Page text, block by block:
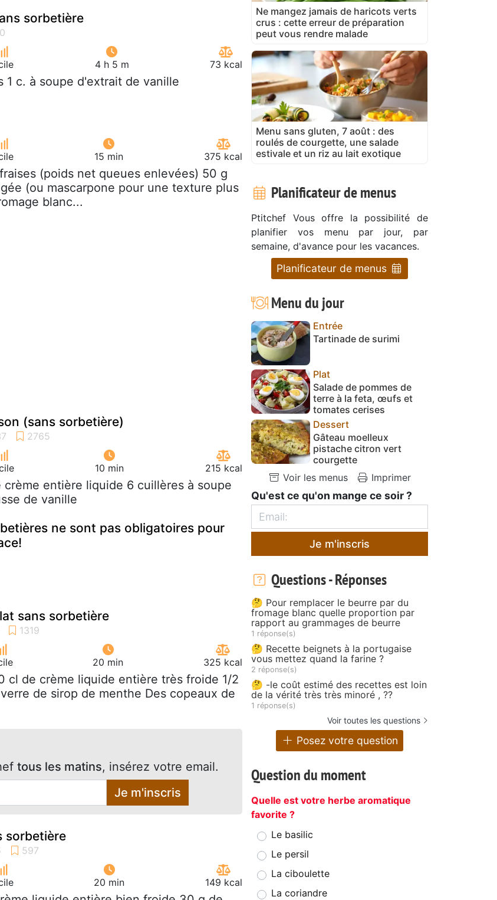
sorbetière
4 h 5 m 73 kcal
1 c. à soupe d'extrait de vanille
15 min 375 kcal
(poids net queues enlevées) 50 g
(ou mascarpone pour une texture plus
blanc...
(sans sorbetière)
10 min 215 kcal
crème entière liquide 6 cuillères à soupe
de vanille
ne sont pas obligatoires pour
sans sorbetière
20 min 325 kcal
cl de crème liquide entière très froide 1/2
de sirop de menthe Des copeaux de
tous les matins, insérez votre email.
Je m'inscris
sorbetière
20 min 149 kcal
Ne mangez jamais de haricots verts
crus : cette erreur de préparation
peut vous rendre malade
Menu sans gluten, 7 août : des
roulés de courgette, une salade
estivale et un riz au lait exotique
Planificateur de menus
Ptitchef Vous offre la possibilité de
planifier vos menu par jour, par
semaine, d'avance pour les vacances.
Planificateur de menus
Menu du jour
Entrée
Tartinade de surimi
Plat
Salade de pommes de
terre à la feta, œufs et
tomates cerises
Dessert
Gâteau moelleux
pistache citron vert
courgette
Voir les menus
Imprimer
Qu'est ce qu'on mange ce soir ?
Je m'inscris
Questions - Réponses
🤔 Pour remplacer le beurre par du
fromage blanc quelle proportion par
rapport au grammages de beurre
1 réponse(s)
🤔 Recette beignets à la portugaise
vous mettez quand la farine ?
2 réponse(s)
🤔 -le coût estimé des recettes est loin
de la vérité très très minoré , ??
1 réponse(s)
Voir toutes les questions
Posez votre question
Question du moment
Quelle est votre herbe aromatique
favorite ?
Le basilic
Le persil
La ciboulette
La coriandre